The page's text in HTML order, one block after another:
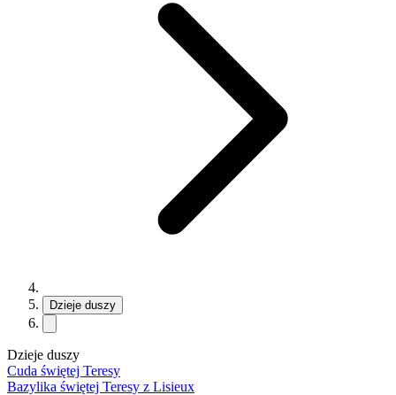
Dzieje duszy
Dzieje duszy
Cuda świętej Teresy
Bazylika świętej Teresy z Lisieux